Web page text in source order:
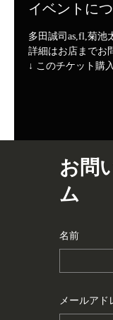
イベントに
多田誠司as,fl,菊池
詳細はお店までお
↓ このチケット購
お問
ム
名前
メールアド